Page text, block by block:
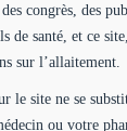
congrès, des
de santé, et ce
sur l’allaitement.
le site ne se
ou votre